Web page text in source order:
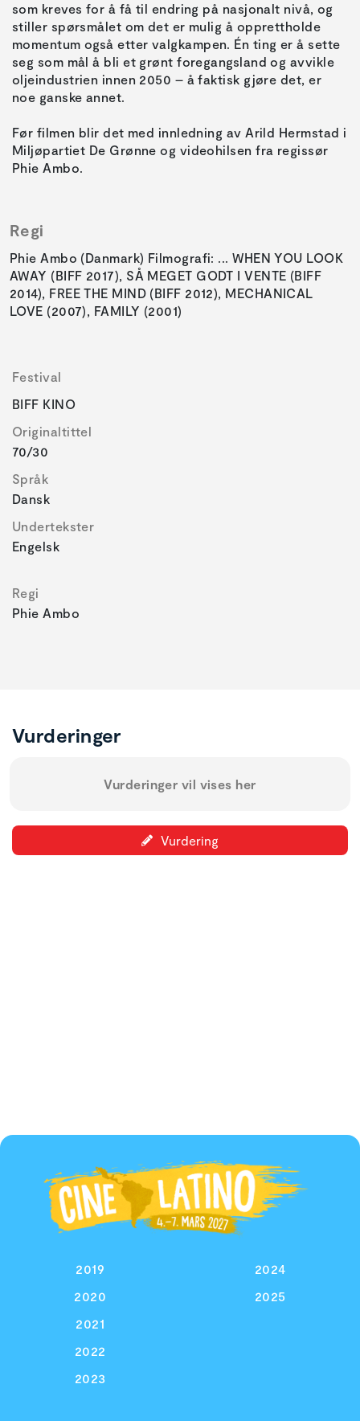
som kreves for å få til endring på nasjonalt nivå, og
stiller spørsmålet om det er mulig å opprettholde
momentum også etter valgkampen. Én ting er å sette
seg som mål å bli et grønt foregangsland og avvikle
oljeindustrien innen 2050 – å faktisk gjøre det, er
noe ganske annet.
Før filmen blir det med innledning av Arild Hermstad i
Miljøpartiet De Grønne og videohilsen fra regissør
Phie Ambo.
Regi
Phie Ambo (Danmark) Filmografi: ... WHEN YOU LOOK
AWAY (BIFF 2017), SÅ MEGET GODT I VENTE (BIFF
2014), FREE THE MIND (BIFF 2012), MECHANICAL
LOVE (2007), FAMILY (2001)
Festival
BIFF KINO
Originaltittel
70/30
Språk
Dansk
Undertekster
Engelsk
Regi
Phie Ambo
Vurderinger
Vurderinger vil vises her
Vurdering
2019
2020
2021
2022
2023
2024
2025